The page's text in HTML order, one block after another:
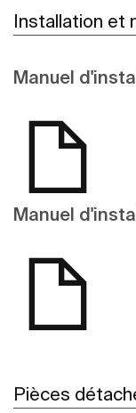
Installation et
Manuel
Manuel
Pièces